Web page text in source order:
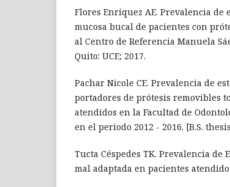
Flores Enríquez AE. Prevalencia
mucosa bucal de pacientes con
al Centro de Referencia Manuela
Quito: UCE; 2017.
Pachar Nicole CE. Prevalencia de
portadores de prótesis removibles
atendidos en la Facultad de
en el periodo 2012 - 2016. [B.S.
Tucta Céspedes TK. Prevalencia
mal adaptada en pacientes